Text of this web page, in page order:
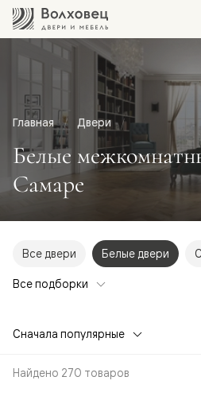
Главная Двери
Белые
Самаре
Все двери Белые двери
Все подборки
Сначала популярные
Найдено 270 товаров